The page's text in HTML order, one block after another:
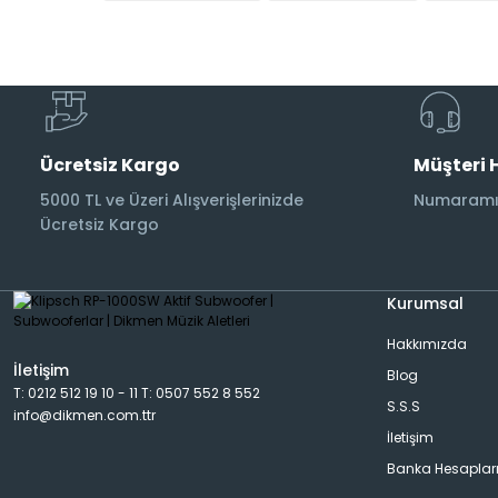
Ücretsiz Kargo
5000 TL ve Üzeri Alışverişlerinizde
Ücretsiz Kargo
Müşteri
İletişim
T: 0212 512 19 10 - 11 T: 0507 552 8 552
info@dikmen.com.ttr
Kurumsal
Hakkımızda
Blog
S.S.S
İletişim
Banka Hesapları